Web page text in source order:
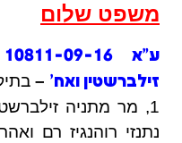
משפט שלום
זילברשטין ואח'
–
1, מר מתניה
נתנזי רוהנגיז רם